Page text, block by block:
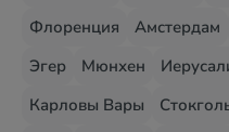
Флоренция
Амстердам
Эгер
Мюнхен
Карловы Вары